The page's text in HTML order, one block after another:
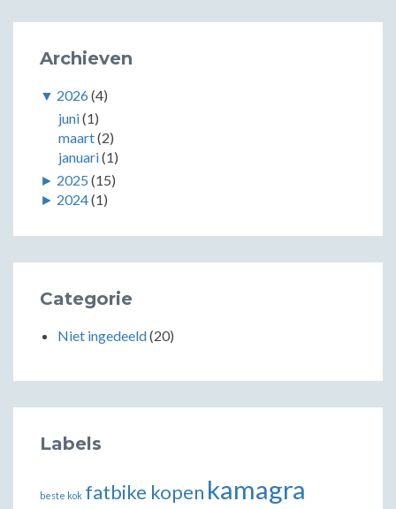
Archieven
▼ 2026(4)
juni(1)
maart(2)
januari(1)
► 2025 (15)
► 2024(1)
Categorie
Niet ingedeeld(20)
Labels
beste kok fatbike kopen kamagra